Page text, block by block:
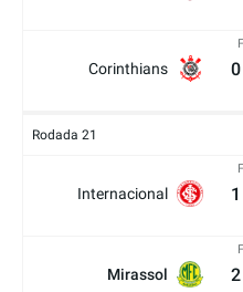
Corinthians 0
Rodada 21
Internacional 1
Mirassol 2